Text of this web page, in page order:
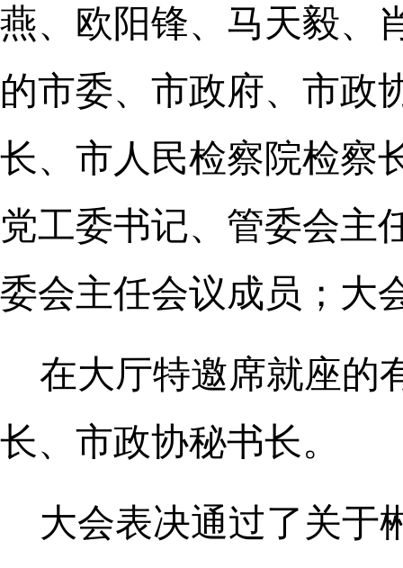
燕、欧阳锋、马天毅、
的市委、市政府、市政
长、市人民检察院检察
党工委书记、管委会主
委会主任会议成员；大
在大厅特邀席就座的
长、市政协秘书长。
大会表决通过了关于